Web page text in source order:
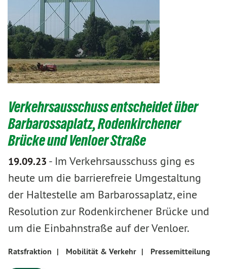
Verkehrsausschuss entscheidet über
Barbarossaplatz, Rodenkirchener
Brücke und Venloer Straße
19.09.23 - Im Verkehrsausschuss ging es
heute um die barrierefreie Umgestaltung
der Haltestelle am Barbarossaplatz, eine
Resolution zur Rodenkirchener Brücke und
um die Einbahnstraße auf der Venloer.
Ratsfraktion | Mobilität & Verkehr | Pressemitteilung